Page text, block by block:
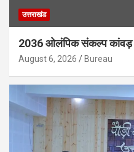
उत्तराखंड
2036 ओलंपिक संकल्प कांवड़
August 6, 2026 Bureau